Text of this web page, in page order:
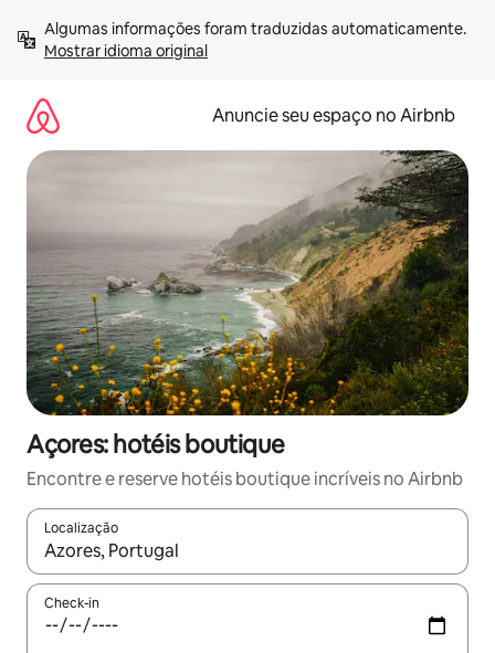
para
Mostrar idioma original
Anuncie seu espaço no Airbnb
Açores: hotéis boutique
Encontre e reserve hotéis boutique incríveis no Airbnb
Localização
Quando os resultados estiverem disponíveis, explore-os
Check-in